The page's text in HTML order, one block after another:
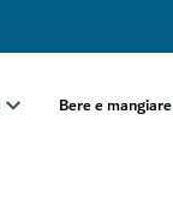
Bere e mangiare